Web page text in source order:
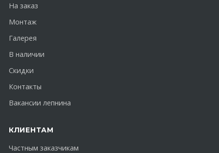
На заказ
Монтаж
Галерея
В наличии
Скидки
Контакты
Вакансии лепнина
КЛИЕНТАМ
Частным заказчикам